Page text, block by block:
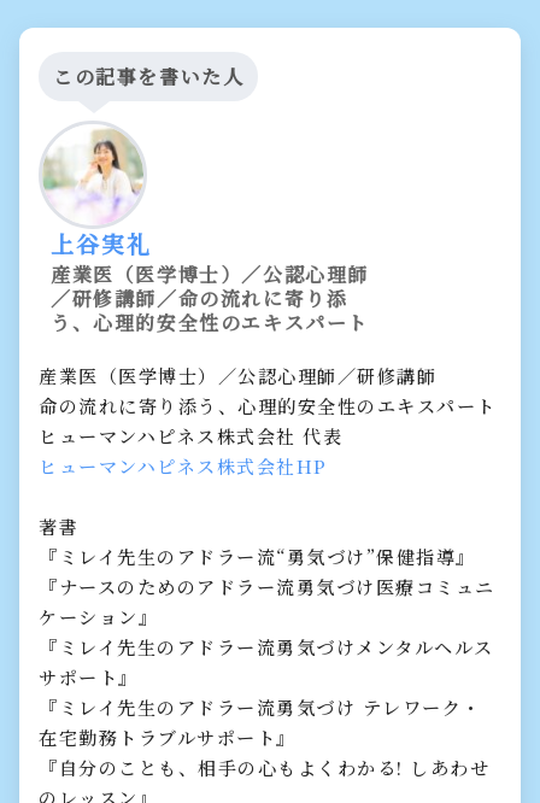
この記事を書いた人
上谷実礼
産業医（医学博士）／公認心理師
／研修講師／命の流れに寄り添
う、心理的安全性のエキスパート
産業医（医学博士）／公認心理師／研修講師
命の流れに寄り添う、心理的安全性のエキスパート
ヒューマンハピネス株式会社 代表
ヒューマンハピネス株式会社HP
著書
『ミレイ先生のアドラー流“勇気づけ”保健指導』
『ナースのためのアドラー流勇気づけ医療コミュニ
ケーション』
『ミレイ先生のアドラー流勇気づけメンタルヘルス
サポート』
『ミレイ先生のアドラー流勇気づけ テレワーク・
在宅勤務トラブルサポート』
『自分のことも、相手の心もよくわかる! しあわせ
のレッスン』